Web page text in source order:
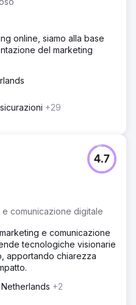
online, siamo alla base
del marketing
+29
comunicazione digitale
4.7
e comunicazione
tecnologiche visionarie
apportando chiarezza
+2